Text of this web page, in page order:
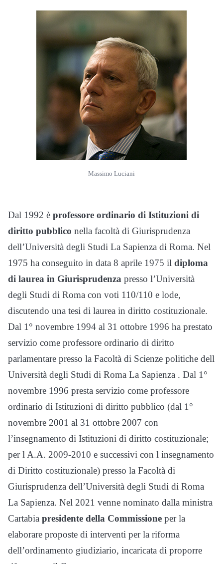
Massimo Luciani
Dal 1992 è professore ordinario di Istituzioni di
diritto pubblico nella facoltà di Giurisprudenza
dell’Università degli Studi La Sapienza di Roma. Nel
1975 ha conseguito in data 8 aprile 1975 il diploma
di laurea in Giurisprudenza presso l’Università
degli Studi di Roma con voti 110/110 e lode,
discutendo una tesi di laurea in diritto costituzionale.
Dal 1° novembre 1994 al 31 ottobre 1996 ha prestato
servizio come professore ordinario di diritto
parlamentare presso la Facoltà di Scienze politiche dell
Università degli Studi di Roma La Sapienza . Dal 1°
novembre 1996 presta servizio come professore
ordinario di Istituzioni di diritto pubblico (dal 1°
novembre 2001 al 31 ottobre 2007 con
l’insegnamento di Istituzioni di diritto costituzionale;
per l A.A. 2009-2010 e successivi con l insegnamento
di Diritto costituzionale) presso la Facoltà di
Giurisprudenza dell’Università degli Studi di Roma
La Sapienza. Nel 2021 venne nominato dalla ministra
Cartabia presidente della Commissione per la
elaborare proposte di interventi per la riforma
dell’ordinamento giudiziario, incaricata di proporre